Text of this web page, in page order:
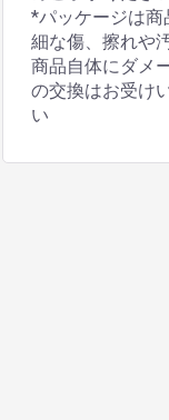
*パッケージは商
細な傷、擦れや
商品自体にダメ
の交換はお受け
い